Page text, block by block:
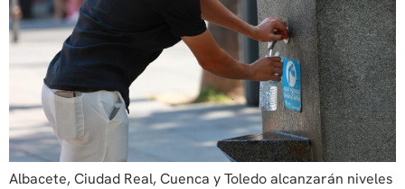
Albacete, Ciudad Real, Cuenca y Toledo alcanzarán niveles